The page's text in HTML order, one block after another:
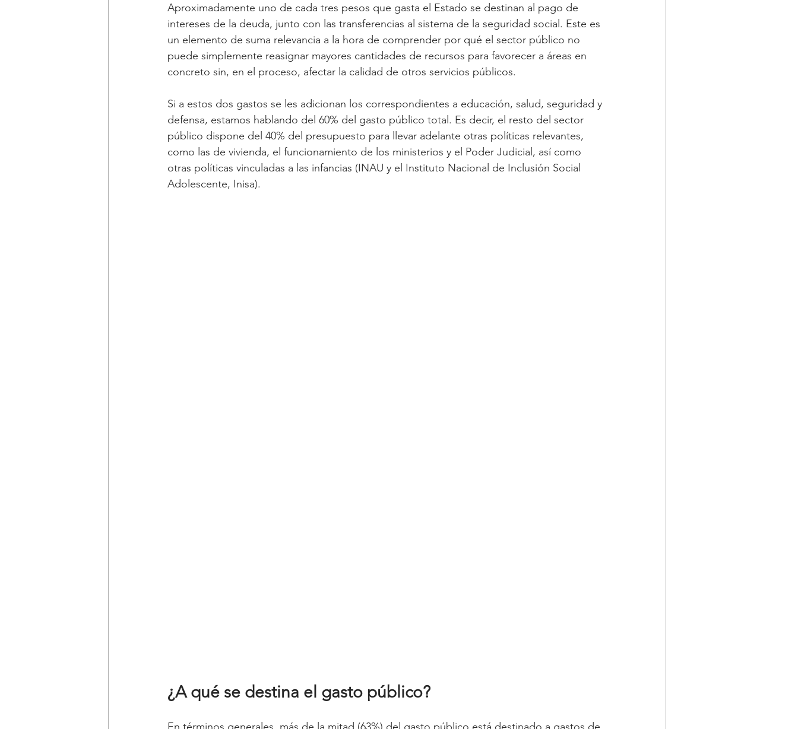
Aproximadamente uno de cada tres pesos que gasta el Estado se destinan al pago de
intereses de la deuda, junto con las transferencias al sistema de la seguridad social. Este es
un elemento de suma relevancia a la hora de comprender por qué el sector público no
puede simplemente reasignar mayores cantidades de recursos para favorecer a áreas en
concreto sin, en el proceso, afectar la calidad de otros servicios públicos.
Si a estos dos gastos se les adicionan los correspondientes a educación, salud, seguridad y
defensa, estamos hablando del 60% del gasto público total. Es decir, el resto del sector
público dispone del 40% del presupuesto para llevar adelante otras políticas relevantes,
como las de vivienda, el funcionamiento de los ministerios y el Poder Judicial, así como
otras políticas vinculadas a las infancias (INAU y el Instituto Nacional de Inclusión Social
Adolescente, Inisa).
¿A qué se destina el gasto público?